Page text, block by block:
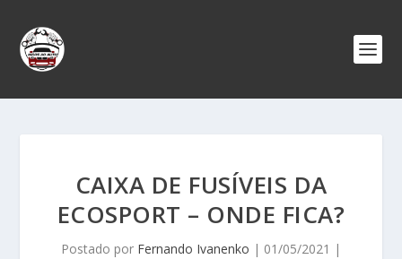
CAIXA DE FUSÍVEIS DA
ECOSPORT – ONDE FICA?
Postado por Fernando Ivanenko | 01/05/2021 |